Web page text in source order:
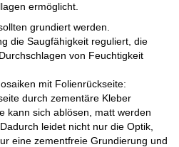
ermöglicht.
grundiert werden.
die Saugfähigkeit reguliert, die
von Feuchtigkeit
mit Folienrückseite:
durch zementäre Kleber
kann sich ablösen, matt werden
leidet nicht nur die Optik,
eine zementfreie Grundierung und